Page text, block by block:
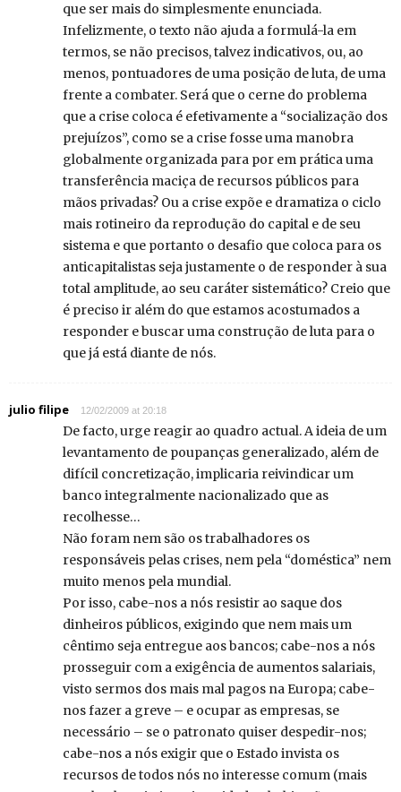
que ser mais do simplesmente enunciada.
Infelizmente, o texto não ajuda a formulá-la em
termos, se não precisos, talvez indicativos, ou, ao
menos, pontuadores de uma posição de luta, de uma
frente a combater. Será que o cerne do problema
que a crise coloca é efetivamente a “socialização dos
prejuízos”, como se a crise fosse uma manobra
globalmente organizada para por em prática uma
transferência maciça de recursos públicos para
mãos privadas? Ou a crise expõe e dramatiza o ciclo
mais rotineiro da reprodução do capital e de seu
sistema e que portanto o desafio que coloca para os
anticapitalistas seja justamente o de responder à sua
total amplitude, ao seu caráter sistemático? Creio que
é preciso ir além do que estamos acostumados a
responder e buscar uma construção de luta para o
que já está diante de nós.
julio filipe 12/02/2009 at 20:18
De facto, urge reagir ao quadro actual. A ideia de um
levantamento de poupanças generalizado, além de
difícil concretização, implicaria reivindicar um
banco integralmente nacionalizado que as
recolhesse…
Não foram nem são os trabalhadores os
responsáveis pelas crises, nem pela “doméstica” nem
muito menos pela mundial.
Por isso, cabe-nos a nós resistir ao saque dos
dinheiros públicos, exigindo que nem mais um
cêntimo seja entregue aos bancos; cabe-nos a nós
prosseguir com a exigência de aumentos salariais,
visto sermos dos mais mal pagos na Europa; cabe-
nos fazer a greve – e ocupar as empresas, se
necessário – se o patronato quiser despedir-nos;
cabe-nos a nós exigir que o Estado invista os
recursos de todos nós no interesse comum (mais